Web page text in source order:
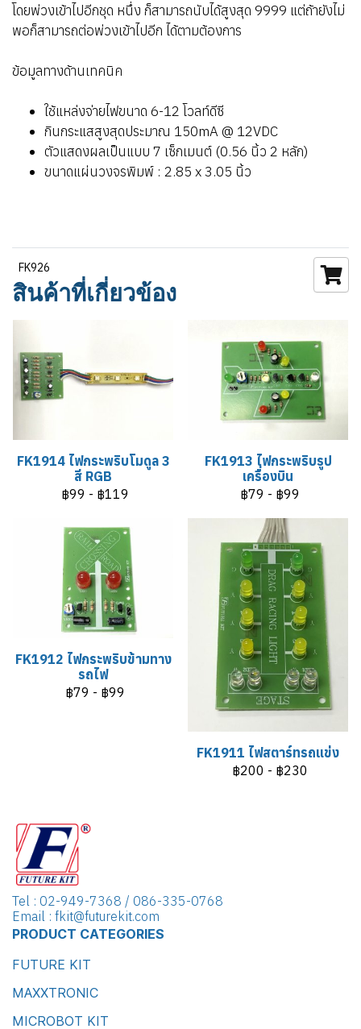
โดยพ่วงเข้าไปอีกชุด หนึ่ง ก็สามารถนับได้สูงสุด 9999 แต่ถ้ายังไม่
พอก็สามารถต่อพ่วงเข้าไปอีก ได้ตามต้องการ
ข้อมูลทางด้านเทคนิค
ใช้แหล่งจ่ายไฟขนาด 6-12 โวลท์ดีซี
กินกระแสสูงสุดประมาณ 150mA @ 12VDC
ตัวแสดงผลเป็นแบบ 7 เซ็กเมนต์ (0.56 นิ้ว 2 หลัก)
ขนาดแผ่นวงจรพิมพ์ : 2.85 x 3.05 นิ้ว
FK926
สินค้าที่เกี่ยวข้อง
FK1914 ไฟกระพริบโมดูล 3
สี RGB
฿99 - ฿119
FK1913 ไฟกระพริบรูป
เครื่องบิน
฿79 - ฿99
FK1912 ไฟกระพริบข้ามทาง
รถไฟ
฿79 - ฿99
FK1911 ไฟสตาร์ทรถแข่ง
฿200 - ฿230
Tel : 02-949-7368 / 086-335-0768
Email : fkit@futurekit.com
PRODUCT CATEGORIES
FUTURE KIT
MAXXTRONIC
MICROBOT KIT